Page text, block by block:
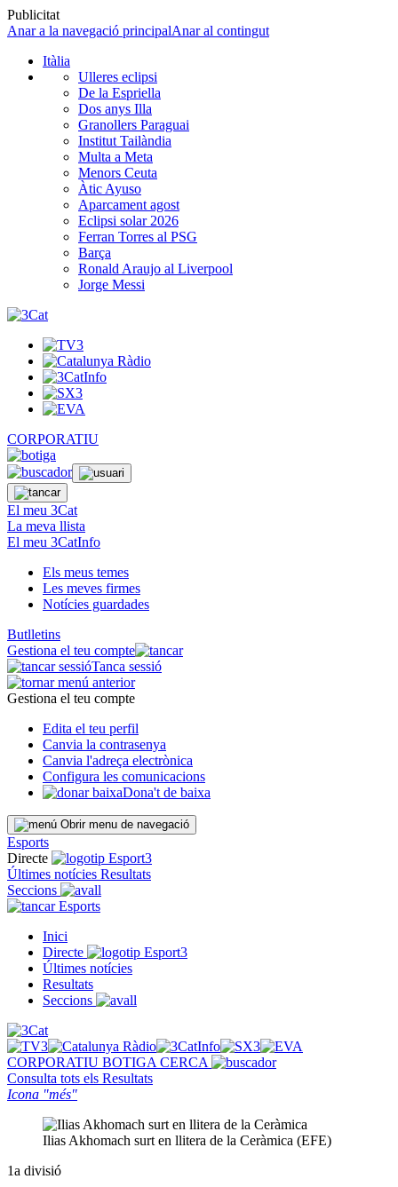
Publicitat
Anar a la navegació principalAnar al contingut
Itàlia
Ulleres eclipsi
De la Espriella
Dos anys Illa
Granollers Paraguai
Institut Tailàndia
Multa a Meta
Menors Ceuta
Àtic Ayuso
Aparcament agost
Eclipsi solar 2026
Ferran Torres al PSG
Barça
Ronald Araujo al Liverpool
Jorge Messi
CORPORATIU
El meu 3Cat
La meva llista
El meu 3CatInfo
Els meus temes
Les meves firmes
Notícies guardades
Butlletins
Gestiona el teu compte
Tanca sessió
Gestiona el teu compte
Edita el teu perfil
Canvia la contrasenya
Canvia l'adreça electrònica
Configura les comunicacions
Dona't de baixa
Obrir menu de navegació
Esports
Directe
Últimes notícies Resultats
Seccions
Esports
Inici
Directe
Últimes notícies
Resultats
Seccions
CORPORATIU BOTIGA CERCA
Consulta tots els Resultats
Icona "més"
Ilias Akhomach surt en llitera de la Ceràmica (EFE)
1a divisió